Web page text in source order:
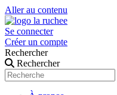
Aller au contenu
Se connecter
Créer un compte
Rechercher
Rechercher